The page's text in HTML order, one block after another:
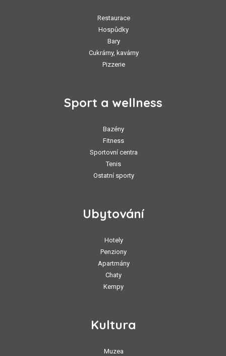
Restaurace
Hospůdky
Bary
Cukrárny, kavárny
Pizzerie
Sport a wellness
Bazény
Fitness
Sportovní centra
Tenis
Ostatní sporty
Ubytování
Hotely
Penziony
Apartmány
Chaty
Kempy
Kultura
Muzea